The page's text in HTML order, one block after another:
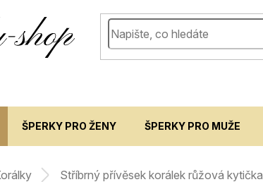
ŠPERKY PRO ŽENY ŠPERKY PRO MUŽE
korálky stříbrný přívěsek korálek růžová kytička